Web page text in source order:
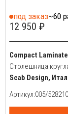
под заказ~60
12 950 ₽
Столешница
Scab Design,
Артикул: